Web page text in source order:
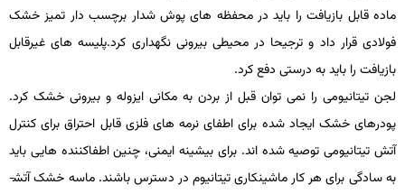
ماده قابل بازیافت را باید در محفظه ­های پوش ش­دار برچسب دار تمیز خشک
فولادی قرار داد و ترجیحا در محیطی بیرونی نگهداری کرد.پلیسه های غیرقابل
بازیافت را باید به درستی دفع کرد.
لجن تیتانیومی را نمی­ توان قبل از بردن به مکانی ایزوله و بیرونی خشک کرد.
پودرهای خشک ایجاد شده برای اطفای نرمه ­های فلزی قابل احتراق برای کنترل
آتش تیتانیومی توصیه شده ­اند. برای بیشینه ایمنی، چنین اطفاکننده ­هایی باید
به سادگی برای هر کار ماشین­کاری تیتانیوم در دسترس باشند. ماسه خشک آتش­